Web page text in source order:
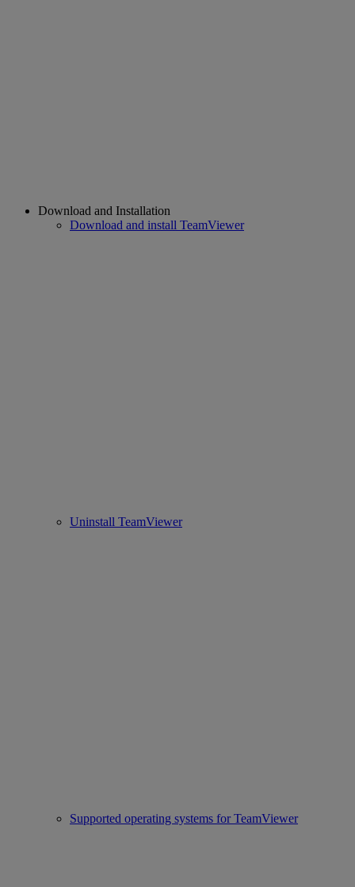
Download and Installation
Download and install TeamViewer
Uninstall TeamViewer
Supported operating systems for TeamViewer